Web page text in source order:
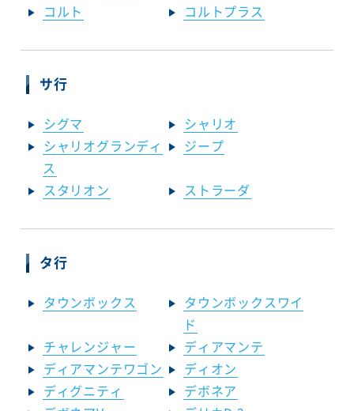
コルト
コルトプラス
サ行
シグマ
シャリオ
シャリオグランディ
ス
ジープ
スタリオン ストラーダ
タ行
タウンボックス
タウンボックスワイ
ド
チャレンジャー
ディアマンテ
ディアマンテワゴン
ディオン
ディグニティ
デボネア